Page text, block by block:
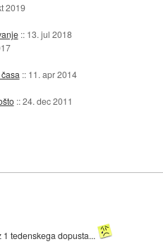
2019
:: 13. jul 2018
:: 11. apr 2014
::24. dec 2011
tedenskega dopusta...